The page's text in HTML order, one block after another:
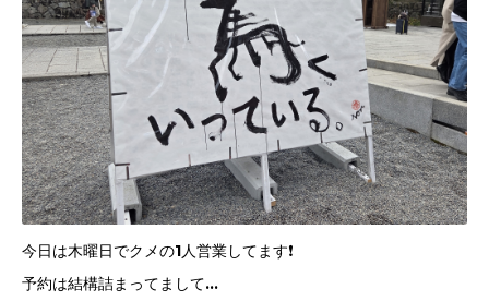
今日は木曜日でクメの1人営業してます❗
予約は結構詰まってまして...